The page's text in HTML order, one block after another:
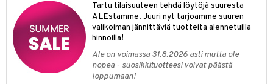
Tartu tilaisuuteen tehdä löytöjä suuresta
ALEstamme. Juuri nyt tarjoamme suuren
valikoiman jännittäviä tuotteita alennetuilla
hinnoilla!
Ale on voimassa 31.8.2026 asti mutta ole
nopea - suosikkituotteesi voivat päästä
loppumaan!